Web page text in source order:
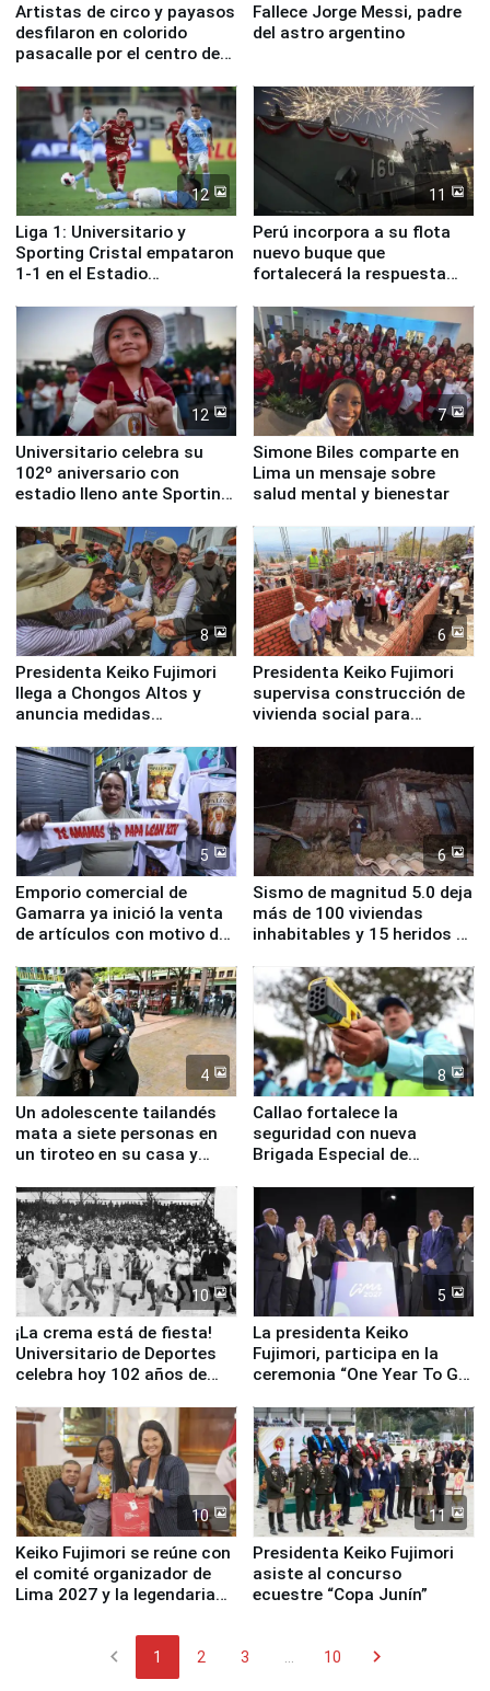
Artistas de circo y payasos
desfilaron en colorido
pasacalle por el centro de
Fallece Jorge Messi, padre
del astro argentino
12
Liga 1: Universitario y
Sporting Cristal empataron
1-1 en el Estadio
11
Perú incorpora a su flota
nuevo buque que
fortalecerá la respuesta
12
Universitario celebra su
102º aniversario con
estadio lleno ante Sporting
7
Simone Biles comparte en
Lima un mensaje sobre
salud mental y bienestar
8
Presidenta Keiko Fujimori
llega a Chongos Altos y
anuncia medidas
educación, salud y empleo
6
Presidenta Keiko Fujimori
supervisa construcción de
vivienda social para
5
Emporio comercial de
Gamarra ya inició la venta
de artículos con motivo de
6
Sismo de magnitud 5.0 deja
más de 100 viviendas
inhabitables y 15 heridos en
4
Un adolescente tailandés
mata a siete personas en
un tiroteo en su casa y
8
Callao fortalece la
seguridad con nueva
Brigada Especial de
equipamiento para
Serenazgo
10
¡La crema está de fiesta!
Universitario de Deportes
celebra hoy 102 años de
5
La presidenta Keiko
Fujimori, participa en la
ceremonia “One Year To Go
10
Keiko Fujimori se reúne con
el comité organizador de
Lima 2027 y la legendaria
11
Presidenta Keiko Fujimori
asiste al concurso
ecuestre “Copa Junín”
chevron_left 1 2 3 10 chevron_right